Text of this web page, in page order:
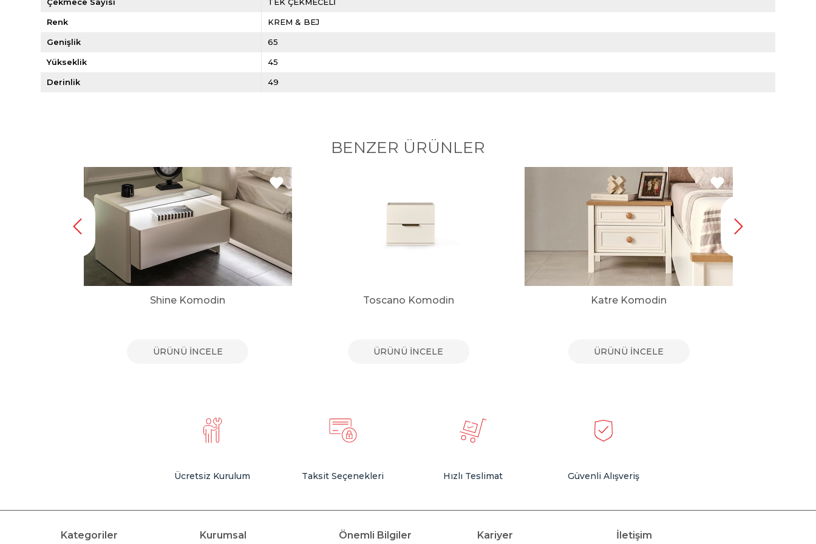
Renk KREM & BEJ
Genişlik 65
Yükseklik 45
Derinlik 49
BENZER ÜRÜNLER
Shine Komodin
ÜRÜNÜ İNCELE
Toscano Komodin
ÜRÜNÜ İNCELE
Katre Komodin
ÜRÜNÜ İNCELE
Ücretsiz Kurulum Taksit Seçenekleri Hızlı Teslimat Güvenli Alışveriş
Kategoriler Kurumsal Önemli Bilgiler Kariyer İletişim